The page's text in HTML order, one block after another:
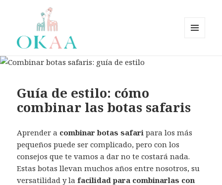
OkaaSpain – Zapatos bebé,
Zapatería Infantil OkaaSpain
fabricados en España –
Guía de estilo: cómo
combinar las botas safaris
Aprender a combinar botas safaripara los más
pequeños puede ser complicado, pero con los
consejos que te vamos a dar no te costará nada.
Estas botas llevan muchos años entre nosotros, su
versatilidad y lafacilidad para combinarlas con